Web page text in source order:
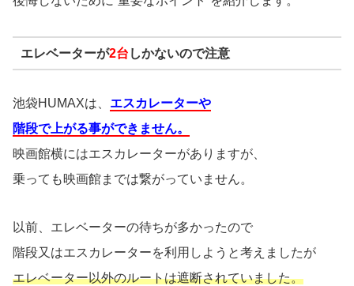
エレベーターが2台 しかないので注意
池袋HUMAXは、 エスカレーターや
階段で上がる事ができません。
映画館横にはエスカレーターがありますが、
乗っても映画館までは繋がっていません。
以前、エレベーターの待ちが多かったので
階段又はエスカレーターを利用しようと考えましたが
エレベーター以外のルートは遮断されていました。